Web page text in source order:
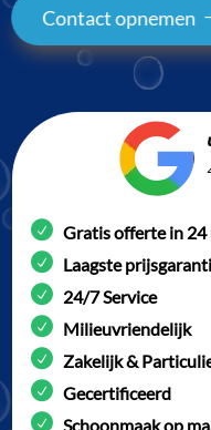
Contact opnemen
Gratis offerte in 24
Laagste
24/7 Service
Milieuvriendelijk
Zakelijk &
Gecertificeerd
Schoonmaak op